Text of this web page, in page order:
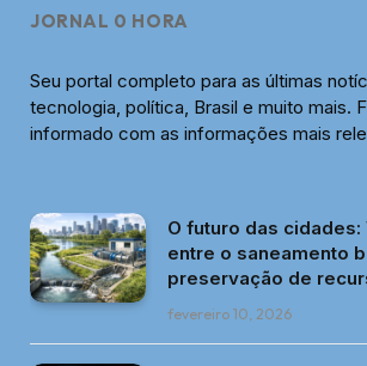
JORNAL 0 HORA
Seu portal completo para as últimas
tecnologia, política, Brasil e muito mais.
informado com as informações mais
O futuro das cidades:
entre o saneamento
preservação de
fevereiro 10, 2026